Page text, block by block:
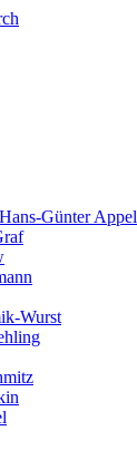
Günter Appel
Wurst